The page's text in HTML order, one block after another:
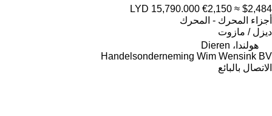
LYD 15,790.000 €2,150 ≈ $2,484
أجزاء المحرك - المحرك
ديزل / مازوت
هولندا، Dieren
Handelsonderneming Wim Wensink BV
الاتصال بالبائع